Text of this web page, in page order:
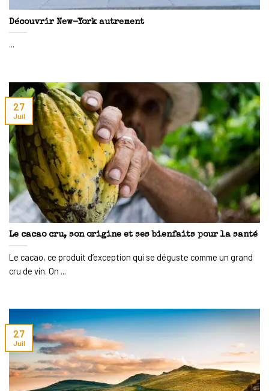
Découvrir New-York autrement
...
Le cacao cru, son origine et ses bienfaits pour la santé
Le cacao, ce produit d’exception qui se déguste comme un grand
cru de vin. On ...
27
Juil
27
Juil